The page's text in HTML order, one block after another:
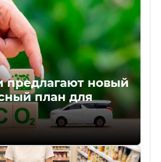
предлагают новый
план для